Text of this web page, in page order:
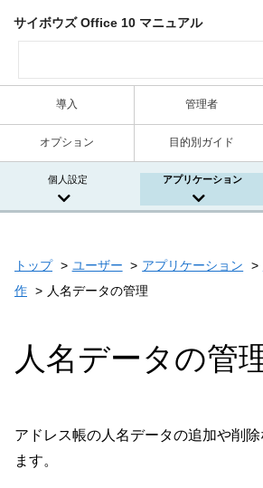
サイボウズ Office 10 マニュアル
導入 管理者
オプション 目的別ガイド
個人設定 アプリケーション
トップ ユーザー アプリケーション
作
人名データの管理
人名データの管
アドレス帳の人名データの追加や削
ます。